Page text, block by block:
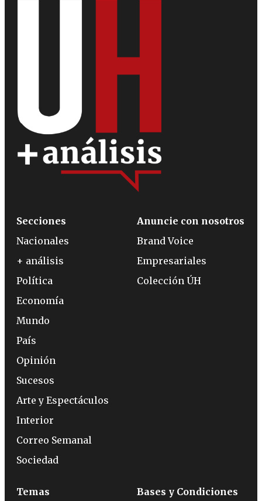
Secciones
Nacionales
+ análisis
Política
Economía
Mundo
País
Opinión
Sucesos
Arte y Espectáculos
Interior
Correo Semanal
Sociedad
Anuncie con nosotros
Brand Voice
Empresariales
Colección ÚH
Temas Bases y Condiciones